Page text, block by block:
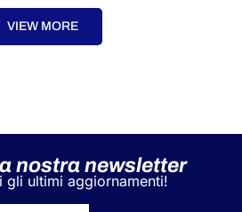
VIEW MORE
nostra newsletter
gli ultimi aggiornamenti!